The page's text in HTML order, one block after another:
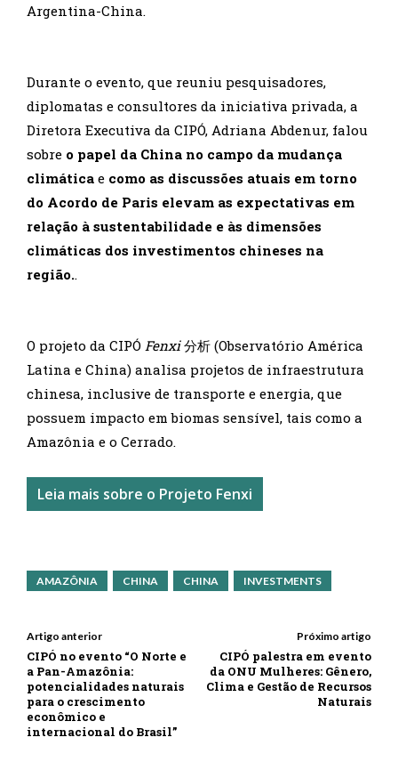
Argentina-China.
Durante o evento, que reuniu pesquisadores,
diplomatas e consultores da iniciativa privada, a
Diretora Executiva da CIPÓ, Adriana Abdenur, falou
sobre o papel da China no campo da mudança
climática e como as discussões atuais em torno
do Acordo de Paris elevam as expectativas em
relação à sustentabilidade e às dimensões
climáticas dos investimentos chineses na
região..
O projeto da CIPÓ Fenxi分析 (Observatório América
Latina e China) analisa projetos de infraestrutura
chinesa, inclusive de transporte e energia, que
possuem impacto em biomas sensível, tais como a
Amazônia e o Cerrado.
Leia mais sobre o Projeto Fenxi
AMAZÔNIA CHINA CHINA INVESTMENTS
Artigo anterior
CIPÓ no evento “O Norte e
a Pan-Amazônia:
potencialidades naturais
para o crescimento
econômico e
internacional do Brasil”
Próximo artigo
CIPÓ palestra em evento
da ONU Mulheres: Gênero,
Clima e Gestão de Recursos
Naturais